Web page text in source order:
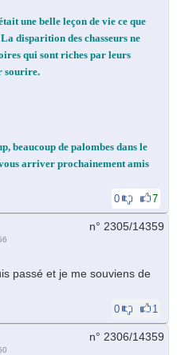
une belle leçon de vie ce que
disparition des chasseurs ne
qui sont riches par leurs
sourire.
beaucoup de palombes dans le
arriver prochainement amis
0
7
n° 2305/14359
passé et je me souviens de
0 1
n° 2306/14359